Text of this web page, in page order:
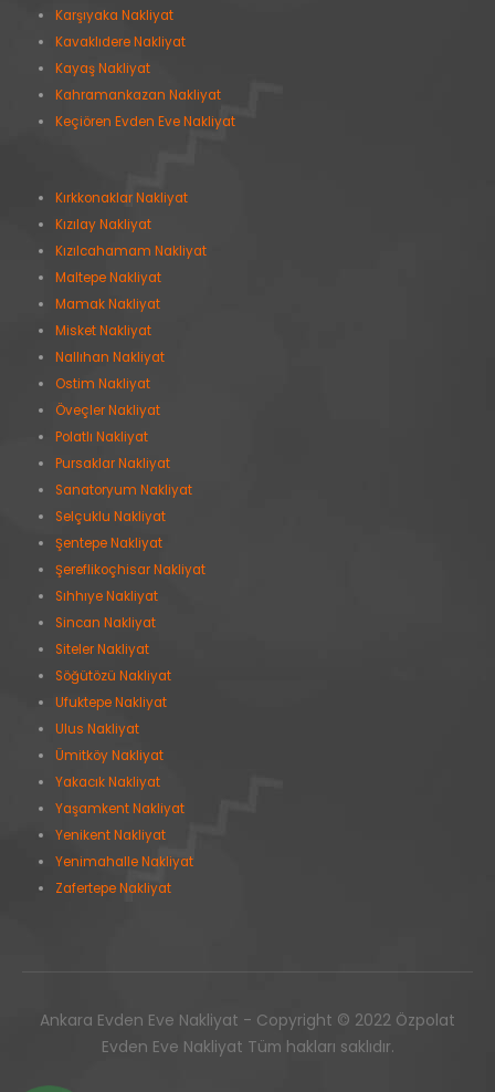
Karşıyaka Nakliyat
Kavaklıdere Nakliyat
Kayaş Nakliyat
Kahramankazan Nakliyat
Keçiören Evden Eve Nakliyat
Kırkkonaklar Nakliyat
Kızılay Nakliyat
Kızılcahamam Nakliyat
Maltepe Nakliyat
Mamak Nakliyat
Misket Nakliyat
Nallıhan Nakliyat
Ostim Nakliyat
Öveçler Nakliyat
Polatlı Nakliyat
Pursaklar Nakliyat
Sanatoryum Nakliyat
Selçuklu Nakliyat
Şentepe Nakliyat
Şereflikoçhisar Nakliyat
Sıhhıye Nakliyat
Sincan Nakliyat
Siteler Nakliyat
Söğütözü Nakliyat
Ufuktepe Nakliyat
Ulus Nakliyat
Ümitköy Nakliyat
Yakacık Nakliyat
Yaşamkent Nakliyat
Yenikent Nakliyat
Yenimahalle Nakliyat
Zafertepe Nakliyat
Ankara Evden Eve Nakliyat - Copyright © 2022 Özpolat
Evden Eve Nakliyat Tüm hakları saklıdır.